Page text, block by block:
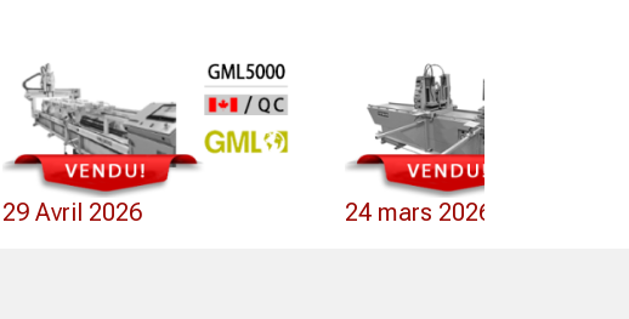
29 Avril 2026 24 mars 2026